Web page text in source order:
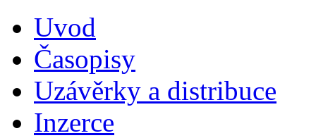
Uvod
Časopisy
Uzávěrky a distribuce
Inzerce